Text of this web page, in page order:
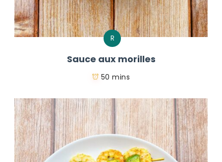
R
Sauce aux morilles
50 mins